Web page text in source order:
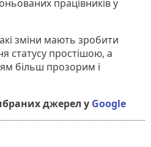
працівників у
зміни мають зробити
статусу простішою, а
більш прозорим і
джерел у Google